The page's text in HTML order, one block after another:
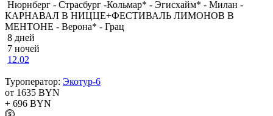
Нюрнберг - Страсбург -Кольмар* - Эгисхайм* - Милан -
КАРНАВАЛ В НИЦЦЕ+ФЕСТИВАЛЬ ЛИМОНОВ В
МЕНТОНЕ - Верона* - Грац
8 дней
7 ночей
12.02
Туроператор: Экотур-6
от 1635 BYN
+ 696 BYN